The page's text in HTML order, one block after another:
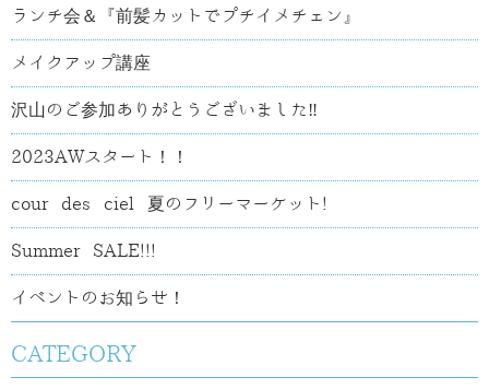
ランチ会＆『前髪カットでプチイメチェン』
メイクアップ講座
沢山のご参加ありがとうございました‼
2023AWスタート！！
cour des ciel 夏のフリーマーケット!
Summer SALE!!!
イベントのお知らせ！
CATEGORY